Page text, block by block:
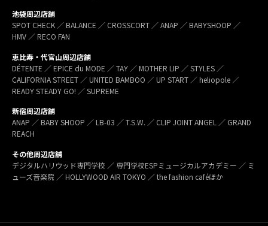
池袋周辺店舗
SPOT CHECK ／ BALANCE ／ CROSSCORT ／ ANAP ／ BABYSHOOP ／
HMV ／ RECO FAN
恵比寿・代官山周辺店舗
DÉTENTE ／ EPICE du MODE ／ TAY ／ MOTHER LIP ／ STYLES ／
CALIFORNIA STREET ／ UNITED BAMBOO ／ UP START ／ heliopole ／
READY STEADY GO! ／ SUPREME
新宿周辺店舗
ANAP ／ BABY SHOOP ／ LB-03 ／ T.S.W. ／ CLIP JOINT ANGEL ／ GRAND
REACH
その他周辺店舗
デジタルハリウッド専門学校 ／ 専門学校ESPミュージカルアカデミー ／ ミ
ューズ音楽院 ／ HOLLYWOOD AIR TOKYO ／ the fashion caféほか